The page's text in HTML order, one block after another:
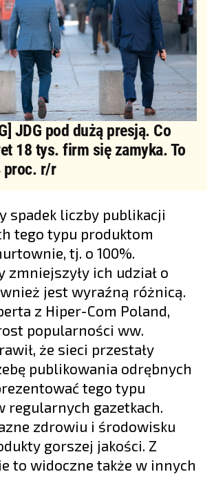
JDG pod dużą presją. Co
18 tys. firm się zamyka. To
proc. r/r
spadek liczby publikacji
tego typu produktom
tj. o 100%.
zmniejszyły ich udział o
jest wyraźną różnicą.
z Hiper-Com Poland,
popularności ww.
że sieci przestały
publikowania odrębnych
tego typu
regularnych gazetkach.
zdrowiu i środowisku
gorszej jakości. Z
to widoczne także w innych